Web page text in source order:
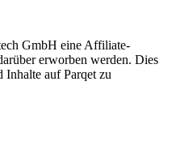
GmbH eine Affiliate-
erworben werden. Dies
Inhalte auf Parqet zu